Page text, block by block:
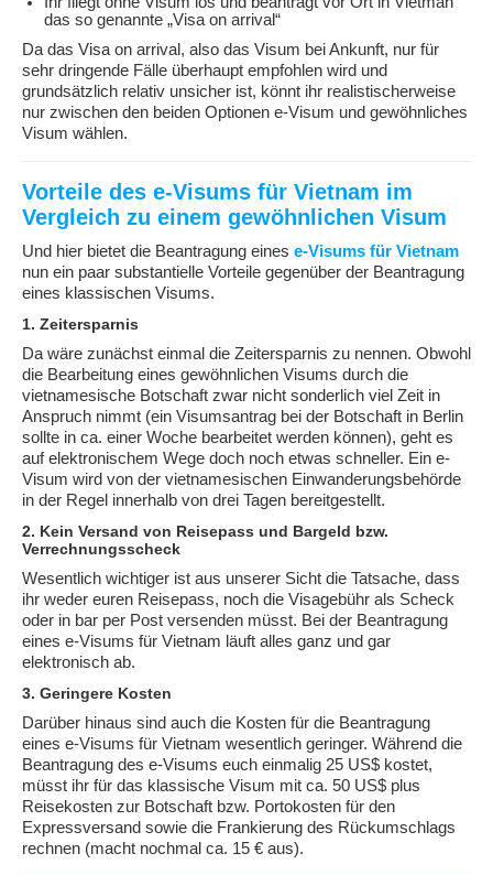
das so genannte „Visa on arrival“
Da das Visa on arrival, also das Visum bei Ankunft, nur für
sehr dringende Fälle überhaupt empfohlen wird und
grundsätzlich relativ unsicher ist, könnt ihr realistischerweise
nur zwischen den beiden Optionen e-Visum und gewöhnliches
Visum wählen.
Vorteile des e-Visums für Vietnam im
Vergleich zu einem gewöhnlichen Visum
Und hier bietet die Beantragung eines e-Visums für Vietnam
nun ein paar substantielle Vorteile gegenüber der Beantragung
eines klassischen Visums.
1. Zeitersparnis
Da wäre zunächst einmal die Zeitersparnis zu nennen. Obwohl
die Bearbeitung eines gewöhnlichen Visums durch die
vietnamesische Botschaft zwar nicht sonderlich viel Zeit in
Anspruch nimmt (ein Visumsantrag bei der Botschaft in Berlin
sollte in ca. einer Woche bearbeitet werden können), geht es
auf elektronischem Wege doch noch etwas schneller. Ein e-
Visum wird von der vietnamesischen Einwanderungsbehörde
in der Regel innerhalb von drei Tagen bereitgestellt.
2. Kein Versand von Reisepass und Bargeld bzw.
Verrechnungsscheck
Wesentlich wichtiger ist aus unserer Sicht die Tatsache, dass
ihr weder euren Reisepass, noch die Visagebühr als Scheck
oder in bar per Post versenden müsst. Bei der Beantragung
eines e-Visums für Vietnam läuft alles ganz und gar
elektronisch ab.
3. Geringere Kosten
Darüber hinaus sind auch die Kosten für die Beantragung
eines e-Visums für Vietnam wesentlich geringer. Während die
Beantragung des e-Visums euch einmalig 25 US$ kostet,
müsst ihr für das klassische Visum mit ca. 50 US$ plus
Reisekosten zur Botschaft bzw. Portokosten für den
Expressversand sowie die Frankierung des Rückumschlags
rechnen (macht nochmal ca. 15 € aus).